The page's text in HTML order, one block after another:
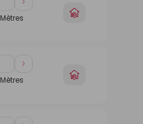
Augmenter
de
Mètres
Choisir
Augmenter
de
Mètres
Choisir